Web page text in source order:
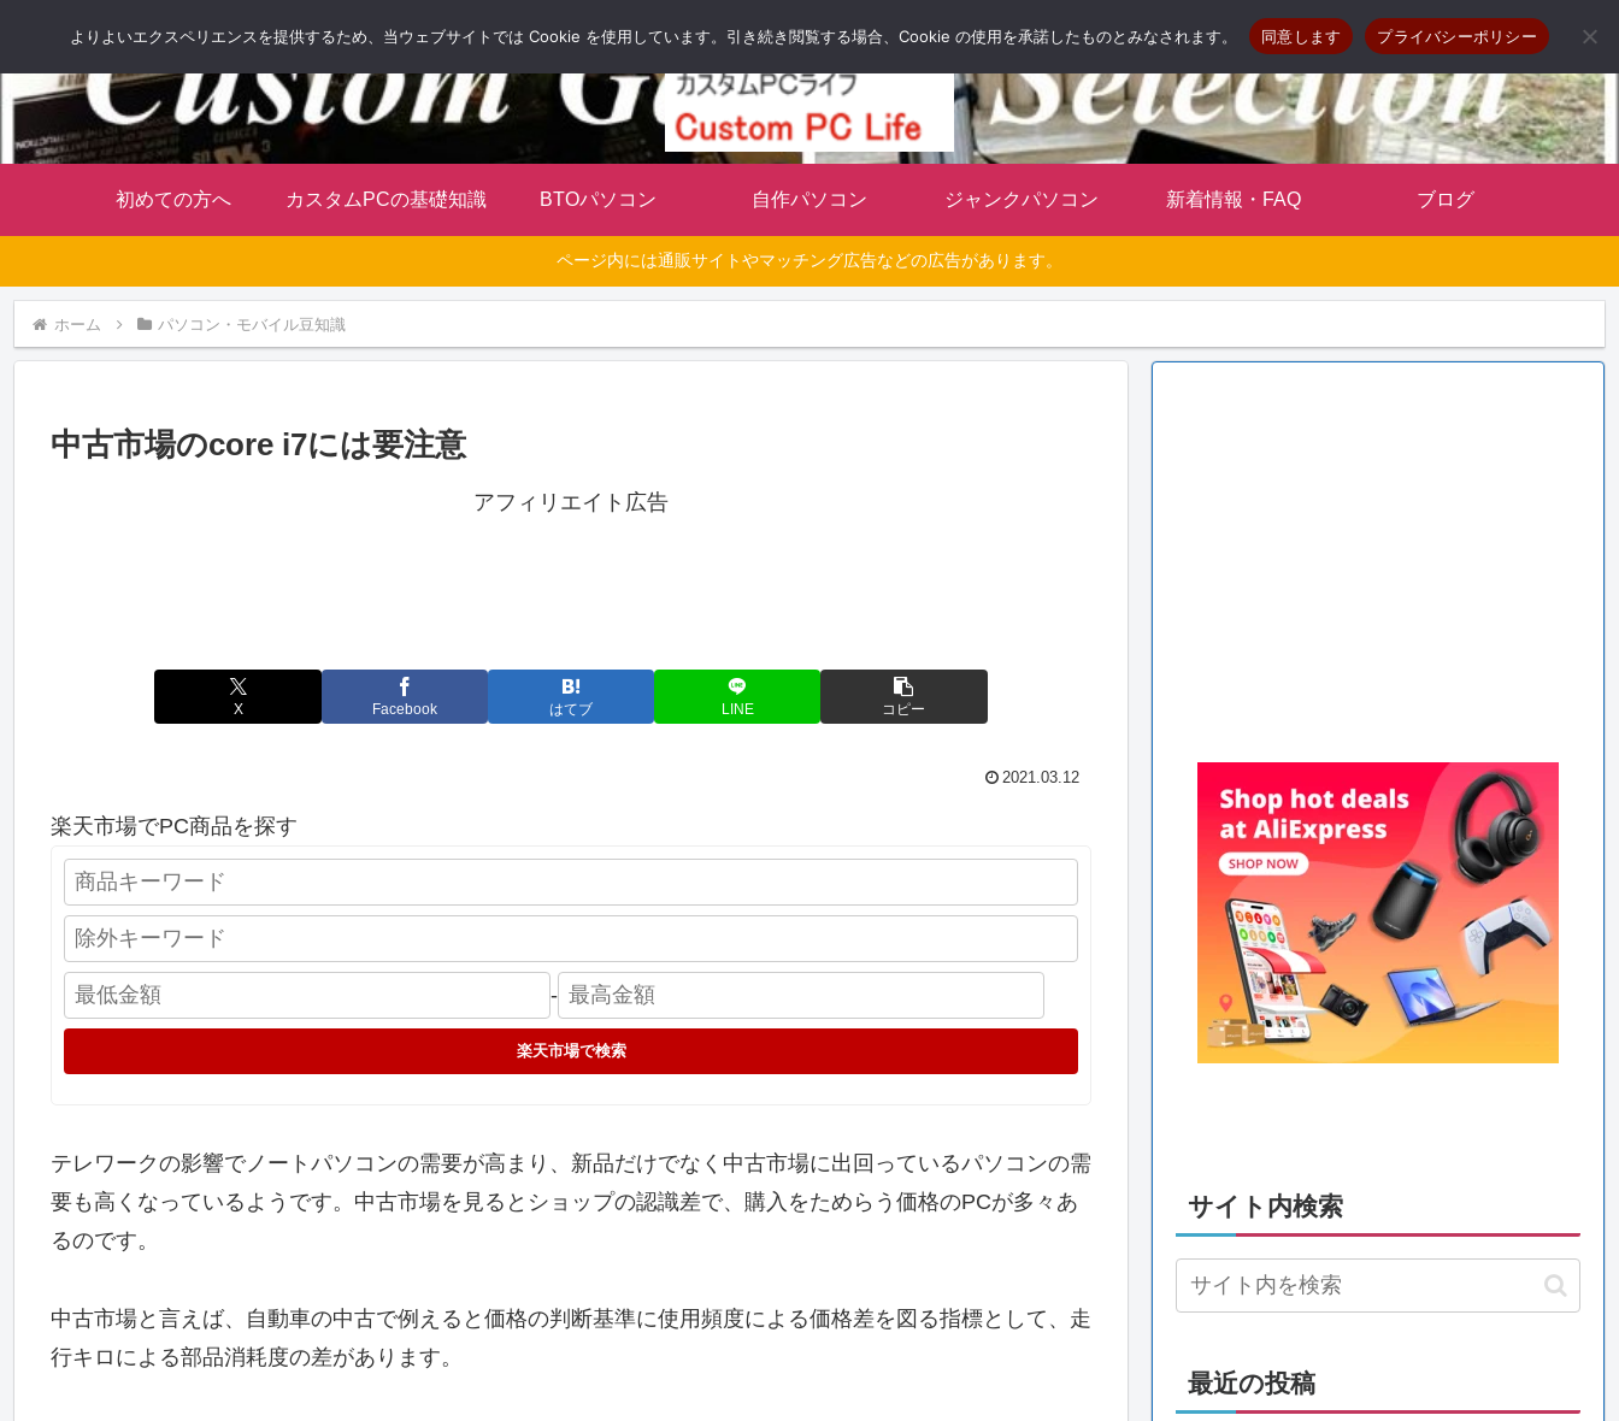
自分だけのオリジナルパソコンを持とう
初めての方へ カスタムPCの基礎知識 BTOパソコン 自作パソコン ジャンクパソコン 新着情報・FAQ ブログ
ページ内には通販サイトやマッチング広告などの広告があります。
ホーム パソコン・モバイル豆知識
中古市場のcore i7には要注意
アフィリエイト広告
X Facebook はてブ LINE コピー
2021.03.12
楽天市場でPC商品を探す
-
楽天市場で検索
テレワークの影響でノートパソコンの需要が高まり、新品だけでなく中古市場に出回っているパソコンの需
要も高くなっているようです。中古市場を見るとショップの認識差で、購入をためらう価格のPCが多々あ
るのです。
中古市場と言えば、自動車の中古で例えると価格の判断基準に使用頻度による価格差を図る指標として、走
行キロによる部品消耗度の差があります。
サイト内検索
最近の投稿
よりよいエクスペリエンスを提供するため、当ウェブサイトでは Cookie を使用しています。引き続き閲覧する場合、Cookie の使用を承諾したものとみなされます。 同意します プライバシーポリシー